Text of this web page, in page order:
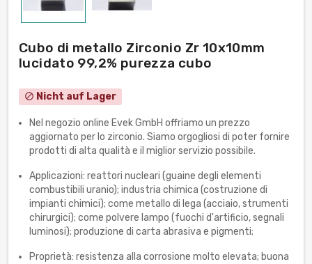
Cubo di metallo Zirconio Zr 10x10mm
lucidato 99,2% purezza cubo
block Nicht auf Lager
Nel negozio online Evek GmbH offriamo un prezzo
aggiornato per lo zirconio. Siamo orgogliosi di poter fornire
prodotti di alta qualità e il miglior servizio possibile.
Applicazioni: reattori nucleari (guaine degli elementi
combustibili uranio); industria chimica (costruzione di
impianti chimici); come metallo di lega (acciaio, strumenti
chirurgici); come polvere lampo (fuochi d'artificio, segnali
luminosi); produzione di carta abrasiva e pigmenti;
Proprietà: resistenza alla corrosione molto elevata; buona